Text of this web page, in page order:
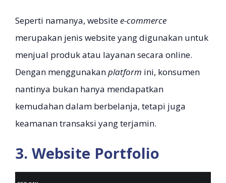
Seperti namanya, websitee-commerce
merupakan jenis website yang digunakan untuk
menjual produk atau layanan secara online.
Dengan menggunakanplatform ini, konsumen
nantinya bukan hanya mendapatkan
kemudahan dalam berbelanja, tetapi juga
keamanan transaksi yang terjamin.
3. Website Portfolio